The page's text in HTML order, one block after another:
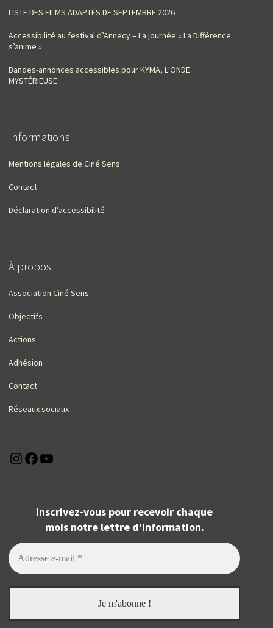
LISTE DES FILMS ADAPTÉS DE SEPTEMBRE 2026
Accessibilité au festival d’Annecy – La journée « La Différence
s’anime »
Bandes-annonces accessibles pour KYMA, L’ONDE
MYSTÉRIEUSE
Informations
Mentions légales de Ciné Sens
Contact
Déclaration d’accessibilité
À propos
Association Ciné Sens
Objectifs
Actions
Adhésion
Contact
Réseaux sociaux
Instagram
Facebook
Inscrivez-vous pour recevoir chaque
mois notre lettre d'information.